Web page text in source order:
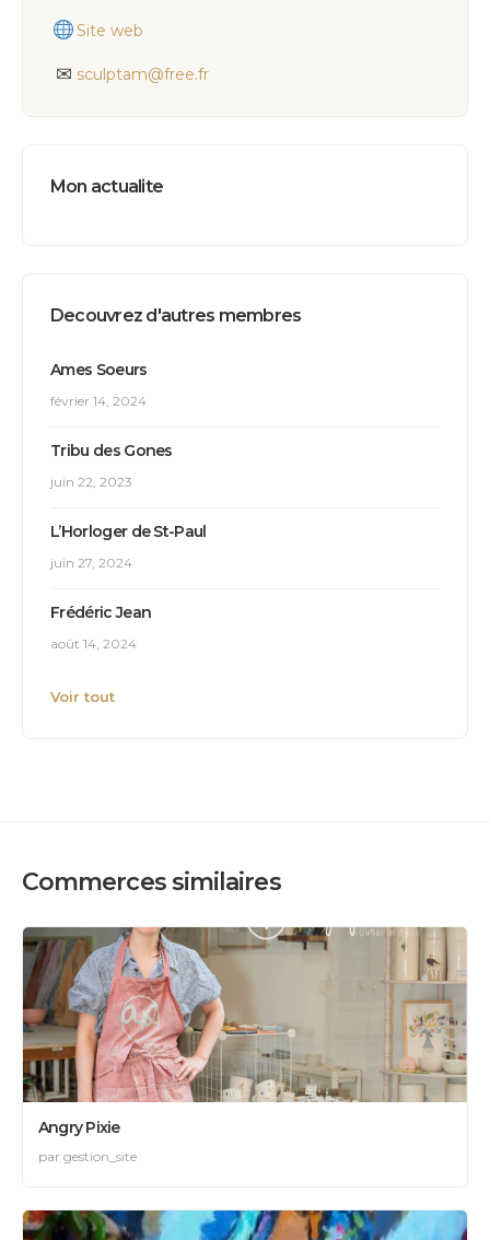
Site web
✉ sculptam@free.fr
Mon actualite
Decouvrez d'autres membres
Ames Soeurs
février 14, 2024
Tribu des Gones
juin 22, 2023
L’Horloger de St-Paul
juin 27, 2024
Frédéric Jean
août 14, 2024
Voir tout
Commerces similaires
Angry Pixie
par gestion_site